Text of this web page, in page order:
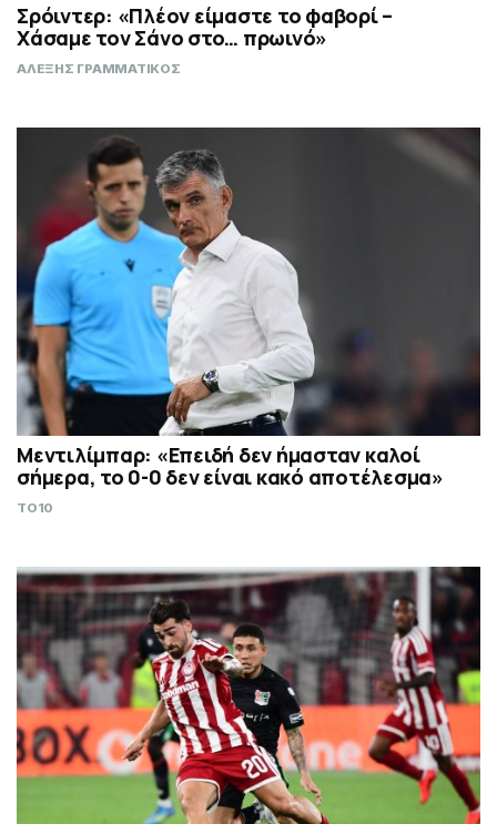
Σρόιντερ: «Πλέον είμαστε το φαβορί –
Χάσαμε τον Σάνο στο… πρωινό»
ΑΛΕΞΗΣ ΓΡΑΜΜΑΤΙΚΟΣ
Μεντιλίμπαρ: «Επειδή δεν ήμασταν καλοί
σήμερα, το 0-0 δεν είναι κακό αποτέλεσμα»
TO10